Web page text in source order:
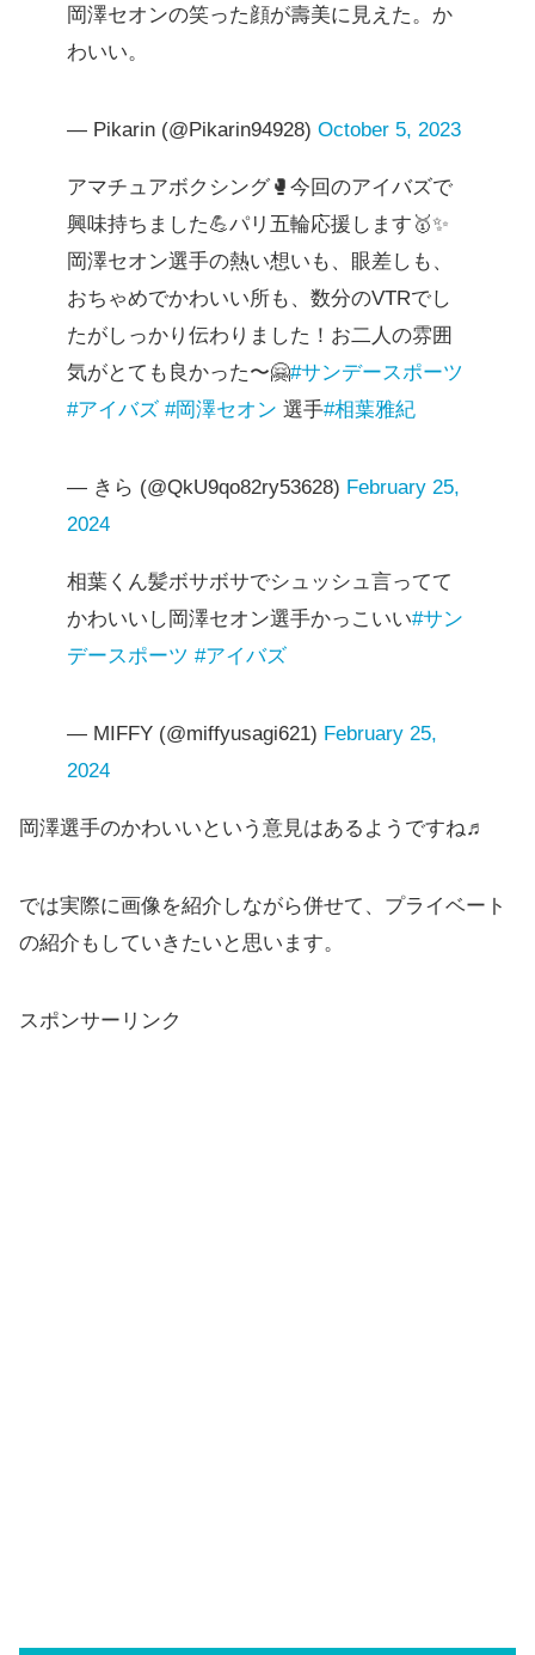
岡澤セオンの笑った顔が壽美に見えた。か
わいい。
— Pikarin (@Pikarin94928) October 5, 2023
アマチュアボクシング🥊今回のアイバズで
興味持ちました💪パリ五輪応援します🥇✨
岡澤セオン選手の熱い想いも、眼差しも、
おちゃめでかわいい所も、数分のVTRでし
たがしっかり伝わりました！お二人の雰囲
気がとても良かった〜🤗#サンデースポーツ
#アイバズ #岡澤セオン 選手#相葉雅紀
— きら (@QkU9qo82ry53628) February 25,
2024
相葉くん髪ボサボサでシュッシュ言ってて
かわいいし岡澤セオン選手かっこいい#サン
デースポーツ #アイバズ
— MIFFY (@miffyusagi621) February 25,
2024
岡澤選手のかわいいという意見はあるようですね♬
では実際に画像を紹介しながら併せて、プライベート
の紹介もしていきたいと思います。
スポンサーリンク